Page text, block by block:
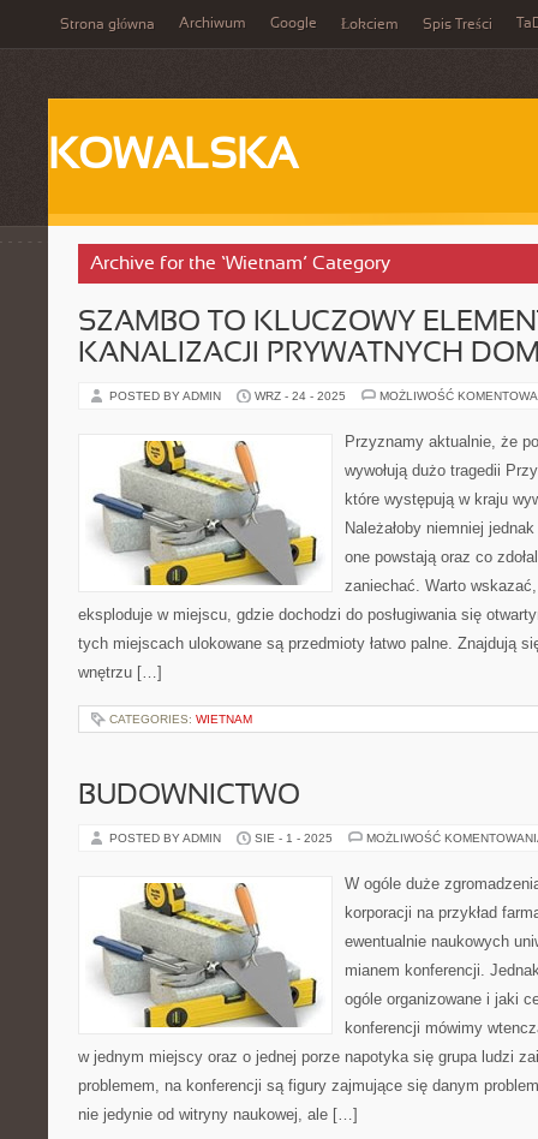
Strona główna Archiwum Google Łokciem Spis Treści
KOWALSKA
Archive for the ‘Wietnam’ Category
SZAMBO TO KLUCZOWY
KANALIZACJI PRYWATNYCH
POSTED BY ADMIN WRZ - 24 - 2025 MOŻLIWOŚĆ
Przyznamy aktualnie, że
wywołują dużo tragedii
które występują w kraju
Należałoby niemniej
one powstają oraz co
zaniechać. Warto
eksploduje w miejscu, gdzie dochodzi do posługiwania się
tych miejscach ulokowane są przedmioty łatwo palne. Znajdują
wnętrzu […]
CATEGORIES: WIETNAM
BUDOWNICTWO
POSTED BY ADMIN SIE - 1 - 2025 MOŻLIWOŚĆ
W ogóle duże
korporacji na przykład
ewentualnie naukowych
mianem konferencji.
ogóle organizowane i jaki
konferencji mówimy
w jednym miejscy oraz o jednej porze napotyka się grupa ludzi
problemem, na konferencji są figury zajmujące się danym
nie jedynie od witryny naukowej, ale […]